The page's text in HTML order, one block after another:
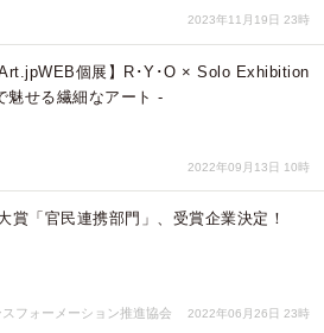
2023年11月19日 23時
Art.jpWEB個展】R･Y･O × Solo Exhibition
魅せる繊細なアート -
2022年09月13日 10時
賞「官民連携部門」、受賞企業決定！
フォーメーション推進協会 2022年06月26日 23時